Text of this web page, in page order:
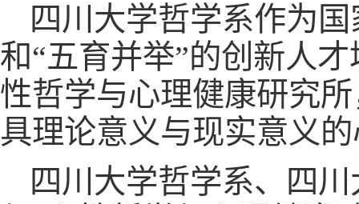
四川大学哲学系作为
和“五育并举”的创新人
性哲学与心理健康研究
具理论意义与现实意义
四川大学哲学系、四